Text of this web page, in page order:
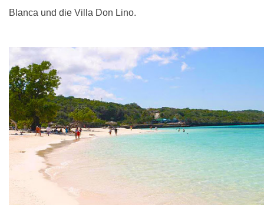
Blanca und die Villa Don Lino.